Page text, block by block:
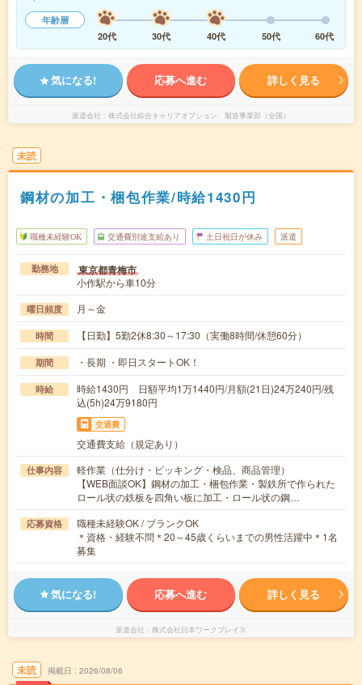
年齢層
20代
30代 40代 50代 60代
気になる! 応募へ進む 詳しく見る
派遣会社 株式会社綜合キャリアオプション 製造事業部（全国）
未読
鋼材の加工・梱包作業/時給1430円
職種未経験OK 交通費別途支給あり 土日祝日が休み 派遣
勤務地 東京都青梅市
小作駅から車10分
曜日頻度 月～金
時間 【日勤】5勤2休8:30～17:30（実働8時間/休憩60分）
期間 ・長期 ・即日スタートOK！
時給
時給1430円 日額平均1万1440円/月額(21日)24万240円/残
込(5h)24万9180円
交通費
交通費支給（規定あり）
仕事内容
軽作業（仕分け・ピッキング・検品、商品管理）
【WEB面談OK】鋼材の加工・梱包作業・製鉄所で作られた
ロール状の鉄板を四角い板に加工・ロール状の鋼…
応募資格
職種未経験OK / ブランクOK
＊資格・経験不問＊20～45歳くらいまでの男性活躍中＊1名
募集
気になる! 応募へ進む 詳しく見る
派遣会社 株式会社日本ワークプレイス
未読 掲載日 2026/08/06